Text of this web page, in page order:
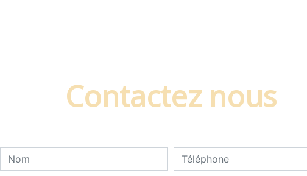
Contactez nous